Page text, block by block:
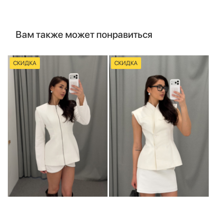
Вам также может понравиться
СКИДКА СКИДКА